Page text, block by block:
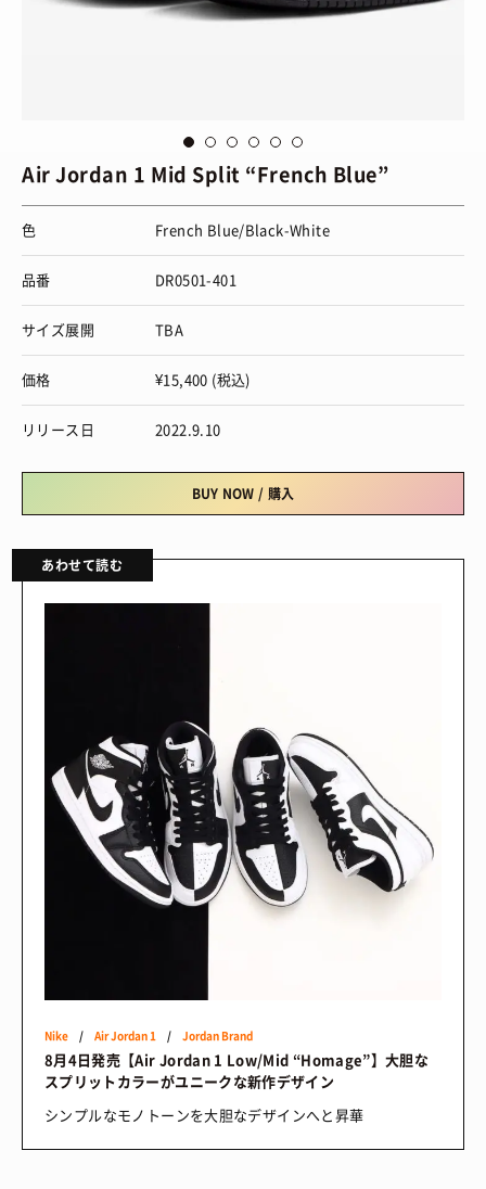
Air Jordan 1 Mid Split “French Blue”
色 French Blue/Black-White
品番 DR0501-401
サイズ展開 TBA
価格 ¥15,400 (税込)
リリース日 2022.9.10
BUY NOW / 購入
あわせて読む
Nike / Air Jordan 1 / Jordan Brand
8月4日発売【Air Jordan 1 Low/Mid “Homage”】大胆な
スプリットカラーがユニークな新作デザイン
シンプルなモノトーンを大胆なデザインへと昇華